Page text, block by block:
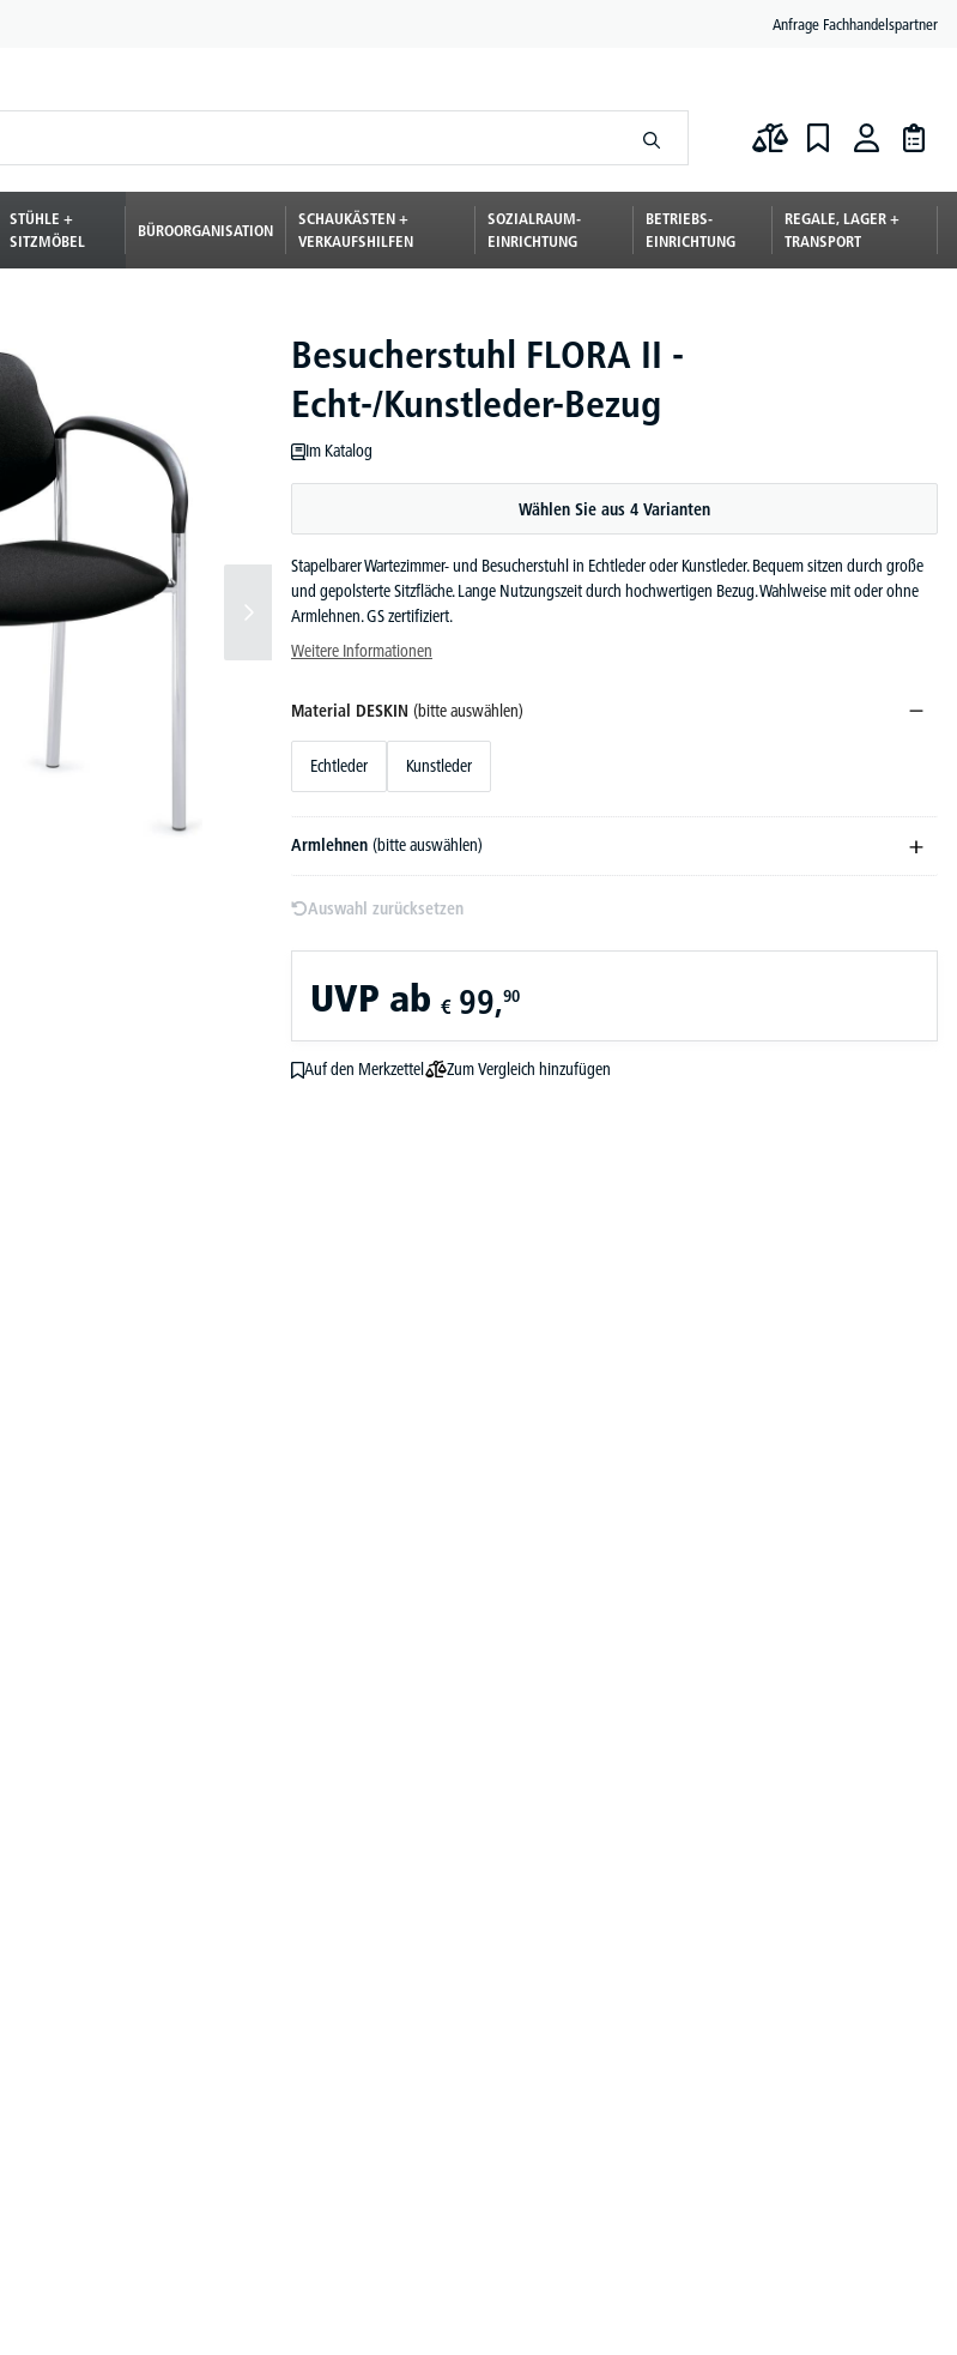
Anfrage Fachhandelspartner
STÜHLE +
SITZMÖBEL
BÜROORGANISATION
SCHAUKÄSTEN +
VERKAUFSHILFEN
SOZIALRAUM-
EINRICHTUNG
BETRIEBS-
EINRICHTUNG
REGALE, LAGER +
TRANSPORT
Besucherstuhl FLORA II -
Echt-/Kunstleder-Bezug
Im Katalog
Wählen Sie aus 4 Varianten
Stapelbarer Wartezimmer- und Besucherstuhl in Echtleder oder Kunstleder. Bequem sitzen durch große
und gepolsterte Sitzfläche. Lange Nutzungszeit durch hochwertigen Bezug. Wahlweise mit oder ohne
Armlehnen. GS zertifiziert.
Weitere Informationen
Material DESKIN (bitte auswählen)
Echtleder Kunstleder
Armlehnen (bitte auswählen)
Auswahl zurücksetzen
UVP ab € 99,90
Auf den Merkzettel
Zum Vergleich hinzufügen